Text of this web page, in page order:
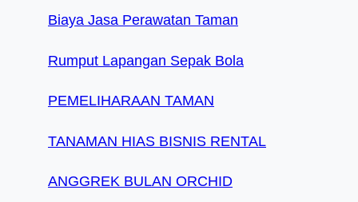
Biaya Jasa Perawatan Taman
Rumput Lapangan Sepak Bola
PEMELIHARAAN TAMAN
TANAMAN HIAS BISNIS RENTAL
ANGGREK BULAN ORCHID